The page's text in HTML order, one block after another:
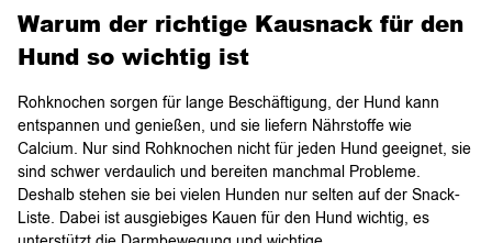
Warum der richtige Kausnack für den
Hund so wichtig ist
Rohknochen sorgen für lange Beschäftigung, der Hund kann
entspannen und genießen, und sie liefern Nährstoffe wie
Calcium. Nur sind Rohknochen nicht für jeden Hund geeignet, sie
sind schwer verdaulich und bereiten manchmal Probleme.
Deshalb stehen sie bei vielen Hunden nur selten auf der Snack-
Liste. Dabei ist ausgiebiges Kauen für den Hund wichtig, es